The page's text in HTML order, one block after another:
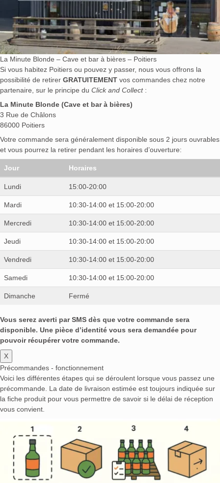
La Minute Blonde – Cave et bar à bières – Poitiers
Si vous habitez Poitiers ou pouvez y passer, nous vous offrons la
possibilité de retirer GRATUITEMENT vos commandes chez notre
partenaire, sur le principe du Click and Collect:
La Minute Blonde (Cave et bar à bières)
3 Rue de Châlons
86000 Poitiers
Votre commande sera généralement disponible sous 2 jours ouvrables
et vous pourrez la retirer pendant les horaires d’ouverture:
Jour Horaires
Lundi 15:00-20:00
Mardi 10:30-14:00 et 15:00-20:00
Mercredi 10:30-14:00 et 15:00-20:00
Jeudi 10:30-14:00 et 15:00-20:00
Vendredi 10:30-14:00 et 15:00-20:00
Samedi 10:30-14:00 et 15:00-20:00
Dimanche Fermé
Vous serez averti par SMS dès que votre commande sera
disponible. Une pièce d’identité vous sera demandée pour
pouvoir récupérer votre commande.
X
Précommandes - fonctionnement
Voici les différentes étapes qui se déroulent lorsque vous passez une
précommande. La date de livraison estimée est toujours indiquée sur
la fiche produit pour vous permettre de savoir si le délai de réception
vous convient.